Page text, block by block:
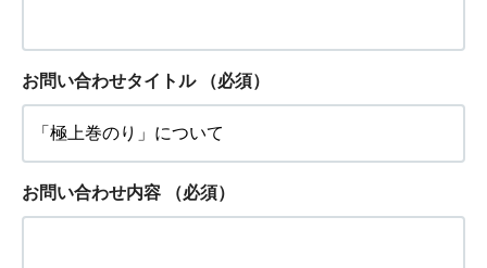
お問い合わせタイトル （必須）
お問い合わせ内容 （必須）